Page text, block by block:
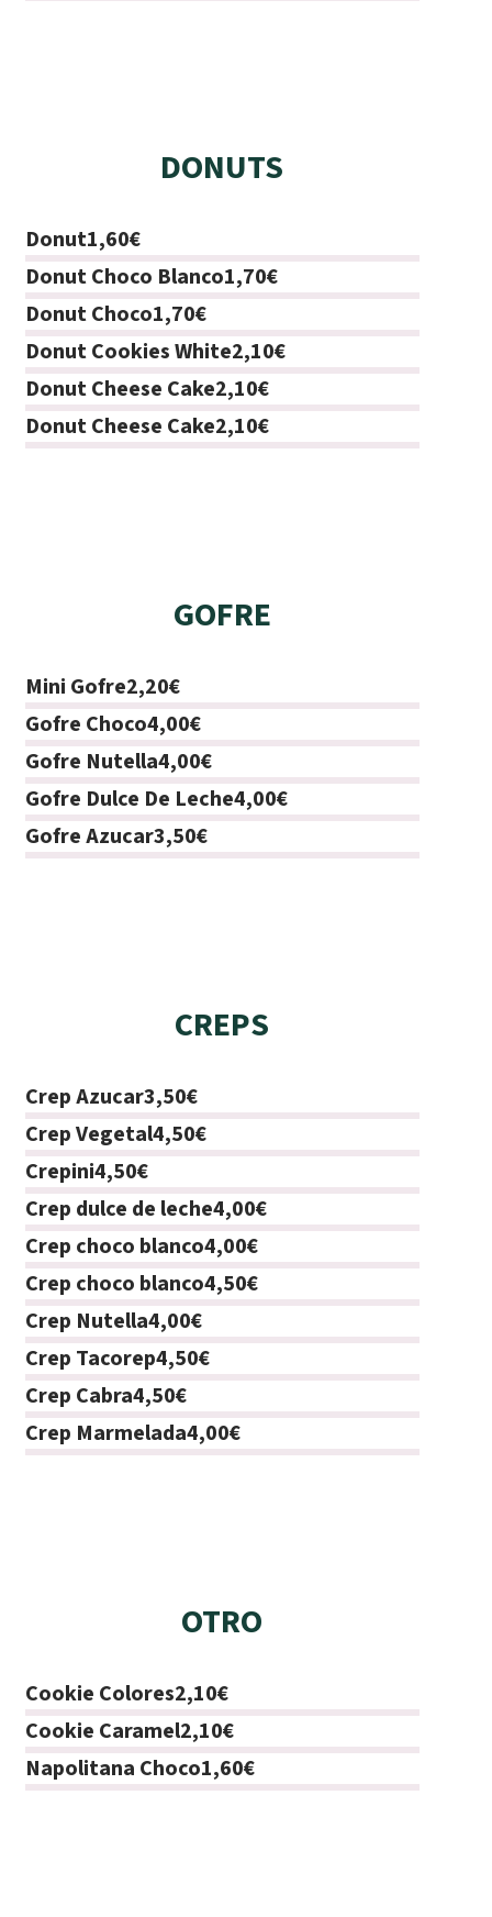
DONUTS
Donut1,60€
Donut Choco Blanco1,70€
Donut Choco1,70€
Donut Cookies White2,10€
Donut Cheese Cake2,10€
Donut Cheese Cake2,10€
GOFRE
Mini Gofre2,20€
Gofre Choco4,00€
Gofre Nutella4,00€
Gofre Dulce De Leche4,00€
Gofre Azucar3,50€
CREPS
Crep Azucar3,50€
Crep Vegetal4,50€
Crepini4,50€
Crep dulce de leche4,00€
Crep choco blanco4,00€
Crep choco blanco4,50€
Crep Nutella4,00€
Crep Tacorep4,50€
Crep Cabra4,50€
Crep Marmelada4,00€
OTRO
Cookie Colores2,10€
Cookie Caramel2,10€
Napolitana Choco1,60€